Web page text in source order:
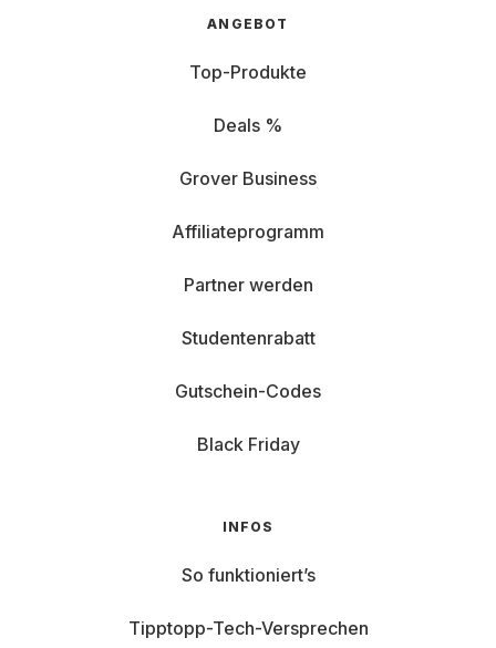
ANGEBOT
Top-Produkte
Deals %
Grover Business
Affiliateprogramm
Partner werden
Studentenrabatt
Gutschein-Codes
Black Friday
INFOS
So funktioniert’s
Tipptopp-Tech-Versprechen